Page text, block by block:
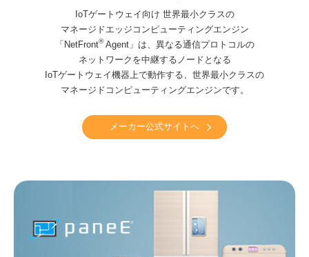
IoTゲートウェイ向け 世界最小クラスの
マネージドエッジコンピューティングエンジン
「NetFront®Agent」は、異なる通信プロトコルの
ネットワークを中継するノードとなる
IoTゲートウェイ機器上で動作する、世界最小クラスの
マネージドコンピューティングエンジンです。
メーカー公式サイトへ